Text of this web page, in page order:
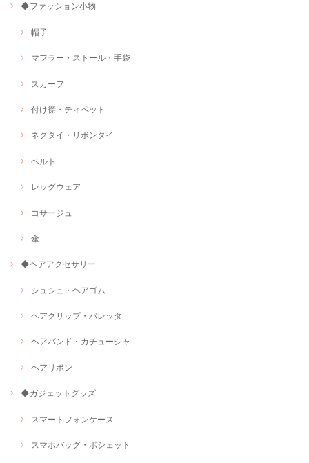
◆ファッション小物
帽子
マフラー・ストール・手袋
スカーフ
付け襟・ティペット
ネクタイ・リボンタイ
ベルト
レッグウェア
コサージュ
傘
◆ヘアアクセサリー
シュシュ・ヘアゴム
ヘアクリップ・バレッタ
ヘアバンド・カチューシャ
ヘアリボン
◆ガジェットグッズ
スマートフォンケース
スマホバッグ・ポシェット